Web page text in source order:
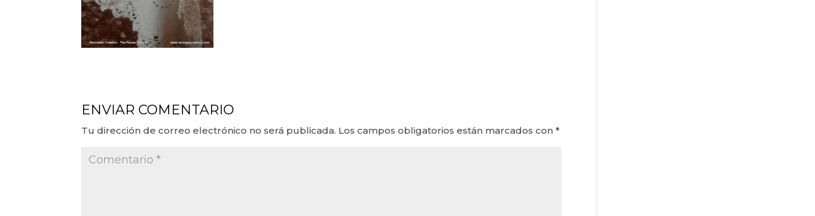
ENVIAR COMENTARIO
Tu dirección de correo electrónico no será publicada. Los campos obligatorios están marcados con*